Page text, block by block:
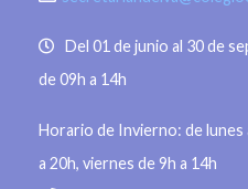
Del 01 de junio al 30 de
de 09h a 14h
Horario de Invierno: de lunes
a 20h, viernes de 9h a 14h